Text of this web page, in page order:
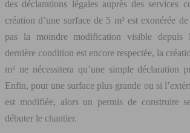
des déclarations légales auprès des services
création d’une surface de 5 m² est exonérée
pas la moindre modification visible depuis
dernière condition est encore respectée, la
m² ne nécessitera qu’une simple déclaration
Enfin, pour une surface plus grande ou si
est modifiée, alors un permis de construire
débuter le chantier.